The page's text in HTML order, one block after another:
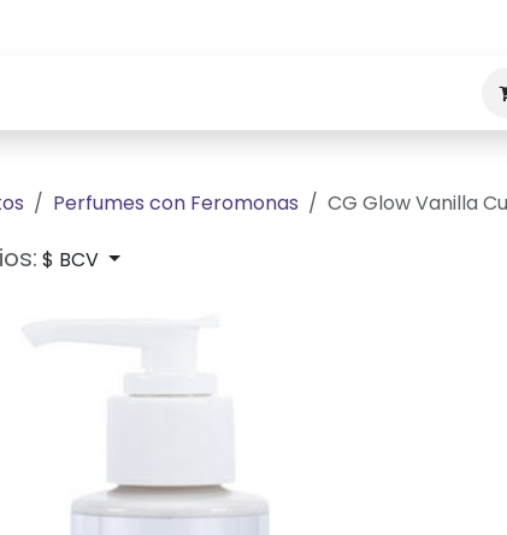
Politicas de
Perfumes con Feromonas CG Glow Vanilla
$ BCV